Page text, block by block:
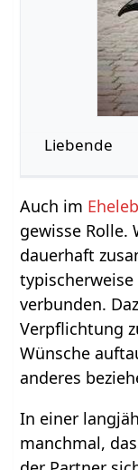
Liebende
Auch im
gewisse Rolle.
dauerhaft
verbunden.
Verpflichtung
Wünsche
anderes
In einer
manchmal,